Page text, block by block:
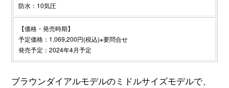
防水：10気圧
【価格・発売時期】
予定価格：1,069,200円(税込)※要問合せ
発売予定：2024年4月予定
ブラウンダイアルモデルのミドルサイズモデルで、